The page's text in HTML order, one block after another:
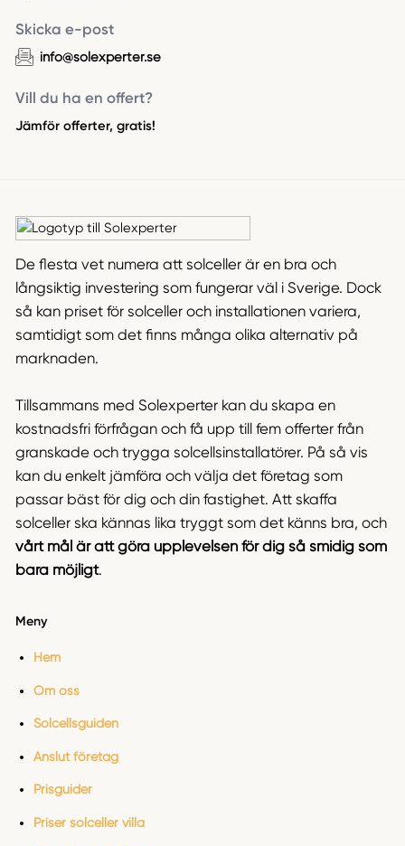
Skicka e-post
info@solexperter.se
Vill du ha en offert?
Jämför offerter, gratis!
De flesta vet numera att solceller är en bra och
långsiktig investering som fungerar väl i Sverige. Dock
så kan priset för solceller och installationen variera,
samtidigt som det finns många olika alternativ på
marknaden.
Tillsammans med Solexperter kan du skapa en
kostnadsfri förfrågan och få upp till fem offerter från
granskade och trygga solcellsinstallatörer. På så vis
kan du enkelt jämföra och välja det företag som
passar bäst för dig och din fastighet. Att skaffa
solceller ska kännas lika tryggt som det känns bra, och
vårt mål är att göra upplevelsen för dig så smidig som
bara möjligt.
Meny
Hem
Om oss
Solcellsguiden
Anslut företag
Prisguider
Priser solceller villa